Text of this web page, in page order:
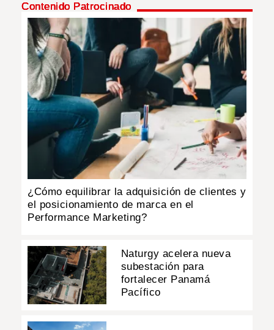
Contenido Patrocinado
¿Cómo equilibrar la adquisición de clientes y
el posicionamiento de marca en el
Performance Marketing?
Naturgy acelera nueva
subestación para
fortalecer Panamá
Pacífico